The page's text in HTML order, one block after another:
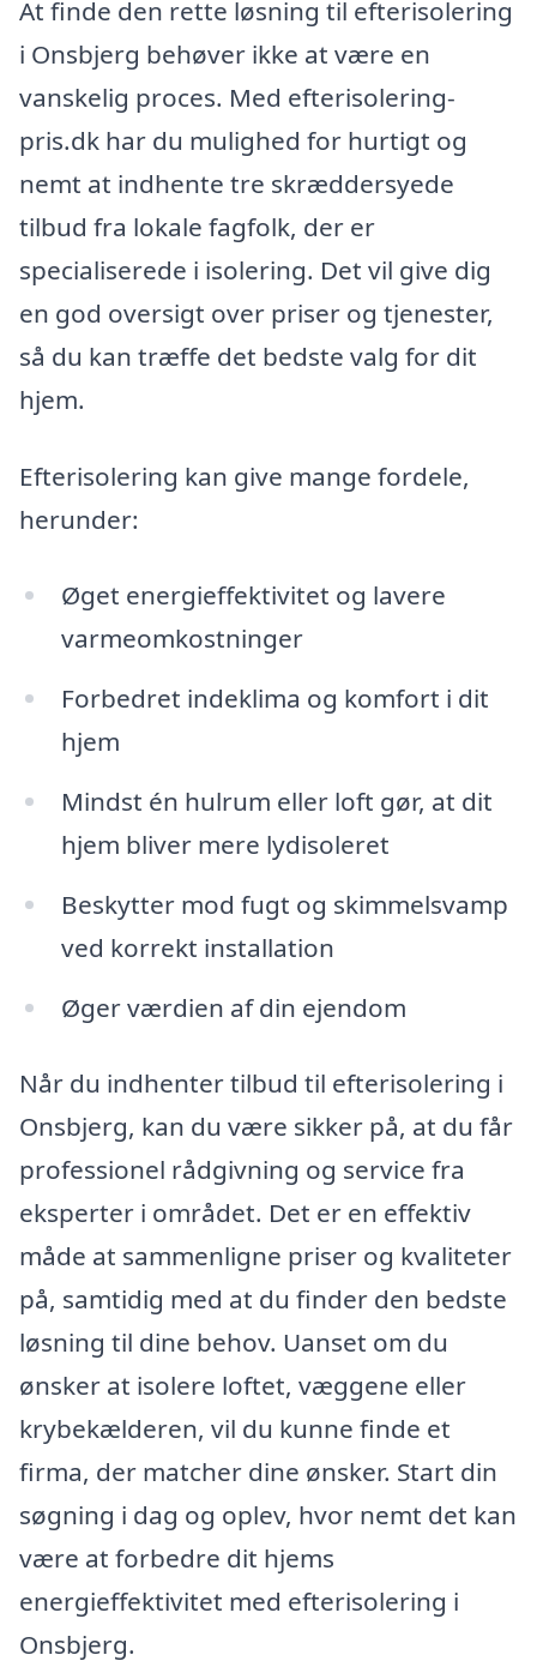
At finde den rette løsning til efterisolering
i Onsbjerg behøver ikke at være en
vanskelig proces. Med efterisolering-
pris.dk har du mulighed for hurtigt og
nemt at indhente tre skræddersyede
tilbud fra lokale fagfolk, der er
specialiserede i isolering. Det vil give dig
en god oversigt over priser og tjenester,
så du kan træffe det bedste valg for dit
hjem.
Efterisolering kan give mange fordele,
herunder:
Øget energieffektivitet og lavere
varmeomkostninger
Forbedret indeklima og komfort i dit
hjem
Mindst én hulrum eller loft gør, at dit
hjem bliver mere lydisoleret
Beskytter mod fugt og skimmelsvamp
ved korrekt installation
Øger værdien af din ejendom
Når du indhenter tilbud til efterisolering i
Onsbjerg, kan du være sikker på, at du får
professionel rådgivning og service fra
eksperter i området. Det er en effektiv
måde at sammenligne priser og kvaliteter
på, samtidig med at du finder den bedste
løsning til dine behov. Uanset om du
ønsker at isolere loftet, væggene eller
krybekælderen, vil du kunne finde et
firma, der matcher dine ønsker. Start din
søgning i dag og oplev, hvor nemt det kan
være at forbedre dit hjems
energieffektivitet med efterisolering i
Onsbjerg.